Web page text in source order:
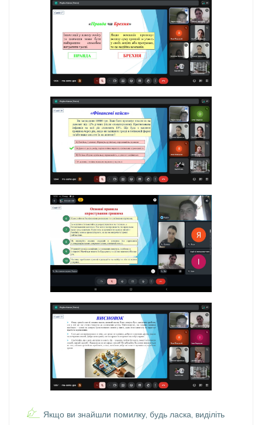
Якщо ви знайшли помилку, будь ласка, виділіть